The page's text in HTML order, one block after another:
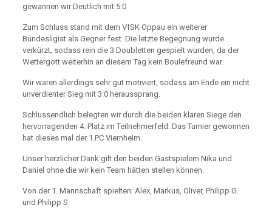
gewannen wir Deutlich mit 5:0
Zum Schluss stand mit dem VfSK Oppau ein weiterer
Bundesligist als Gegner fest. Die letzte Begegnung wurde
verkürzt, sodass rein die 3 Doubletten gespielt wurden, da der
Wettergott weiterhin an diesem Tag kein Boulefreund war.
Wir waren allerdings sehr gut motiviert, sodass am Ende ein nicht
unverdienter Sieg mit 3:0 heraussprang.
Schlussendlich belegten wir durch die beiden klaren Siege den
hervorragenden 4. Platz im Teilnehmerfeld. Das Turnier gewonnen
hat dieses mal der 1.PC Viernheim.
Unser herzlicher Dank gilt den beiden Gastspielern Nika und
Daniel ohne die wir kein Team hätten stellen können.
Von der 1. Mannschaft spielten: Alex, Markus, Oliver, Philipp G.
und Philipp S.